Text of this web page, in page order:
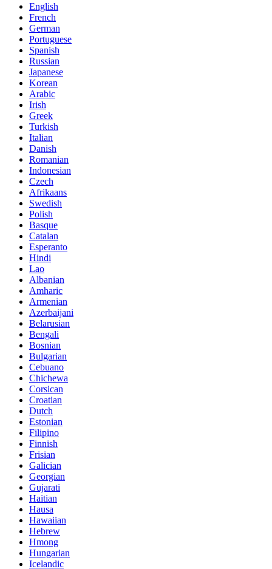
English
French
German
Portuguese
Spanish
Russian
Japanese
Korean
Arabic
Irish
Greek
Turkish
Italian
Danish
Romanian
Indonesian
Czech
Afrikaans
Swedish
Polish
Basque
Catalan
Esperanto
Hindi
Lao
Albanian
Amharic
Armenian
Azerbaijani
Belarusian
Bengali
Bosnian
Bulgarian
Cebuano
Chichewa
Corsican
Croatian
Dutch
Estonian
Filipino
Finnish
Frisian
Galician
Georgian
Gujarati
Haitian
Hausa
Hawaiian
Hebrew
Hmong
Hungarian
Icelandic